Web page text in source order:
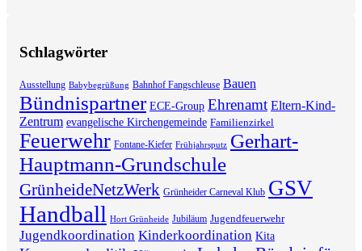
Schlagwörter
Ausstellung Babybegrüßung Bahnhof Fangschleuse Bauen
Bündnispartner ECE-Group Ehrenamt Eltern-Kind-
Zentrum evangelische Kirchengemeinde Familienzirkel
Feuerwehr Fontane-Kiefer Frühjahrsputz Gerhart-
Hauptmann-Grundschule
GrünheideNetzWerk Grünheider Carneval Klub GSV
Handball Hort Grünheide Jubiläum Jugendfeuerwehr
Jugendkoordination Kinderkoordination Kita